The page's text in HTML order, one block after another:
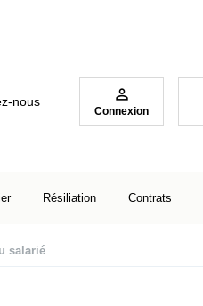
nous 
Connexion
Résiliation Contrats
salarié